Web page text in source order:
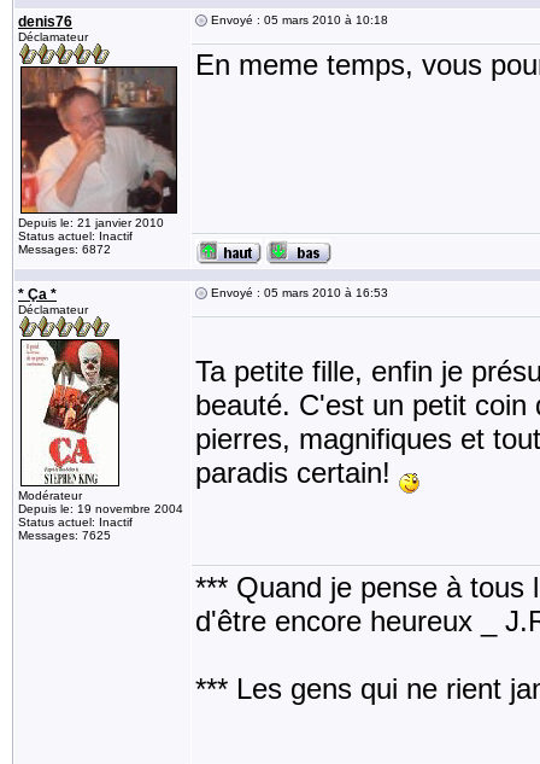
denis76
Déclamateur
Depuis le: 21 janvier 2010
Status actuel: Inactif
Messages: 6872
Envoyé : 05 mars 2010 à 10:18
En meme temps, vous
* Ça *
Déclamateur
Modérateur
Depuis le: 19 novembre 2004
Status actuel: Inactif
Messages: 7625
Envoyé : 05 mars 2010 à 16:53
Ta petite fille, enfin je
beauté. C'est un petit
pierres, magnifiques et
paradis certain!
*** Quand je pense à tous
d'être encore heureux _
*** Les gens qui ne rient